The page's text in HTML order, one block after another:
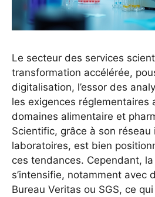
Le secteur des services
transformation accélérée,
digitalisation, l’essor des
les exigences réglementaires
domaines alimentaire et
Scientific, grâce à son
laboratoires, est bien
ces tendances. Cependant,
s’intensifie, notamment avec
Bureau Veritas ou SGS, ce